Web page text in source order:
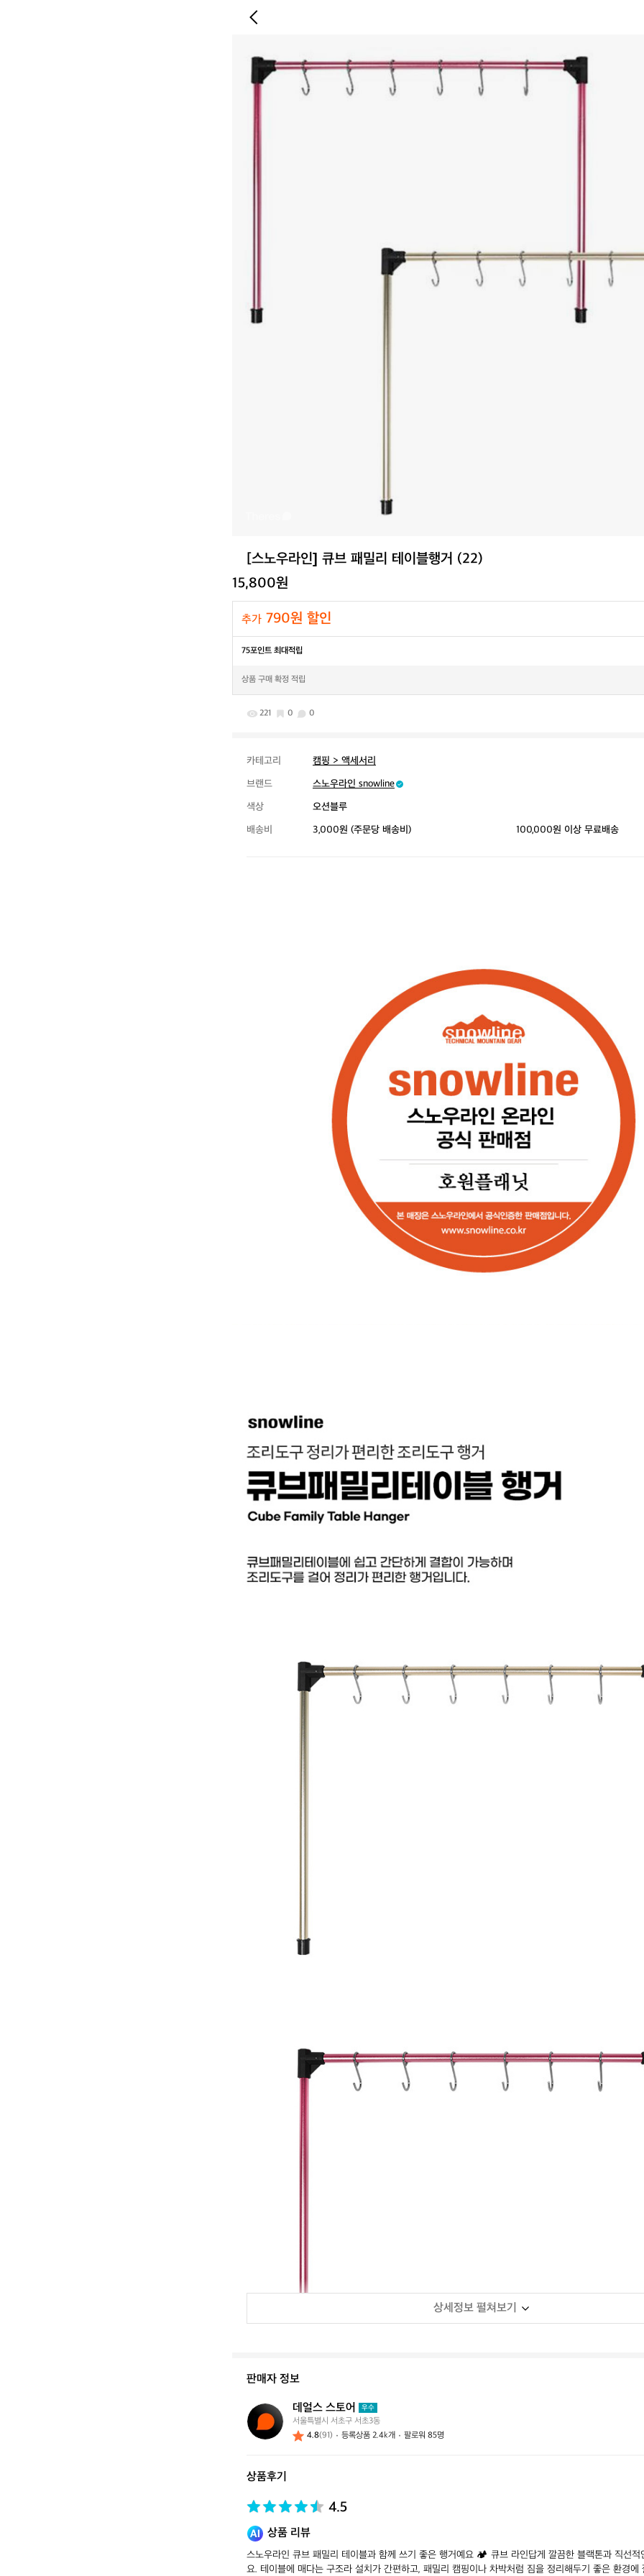
[스노우라인] 큐브 패밀리 테이블행거 (22)
15,800원
추가 790원 할인
75포인트 최대적립
상품 구매 확정 적립
221 0 0
카테고리
캠핑 > 액세서리
브랜드
스노우라인 snowline
색상
오션블루
배송비
3,000원 (주문당 배송비) 100,000원 이상 무료배송
상세정보 펼쳐보기
판매자 정보
데
얼
스
어
데얼스 스토어 우수
서울특별시 서초구 서초3동
4.8(91) 등록상품 2.4k개 팔로워 85명
상품후기
4.5
상품 리뷰
스노우라인 큐브 패밀리 테이블과 함께 쓰기 좋은 행거예요 🏕️ 큐브 라인답게 깔끔한 블랙톤과 직선적
요. 테이블에 매다는 구조라 설치가 간편하고, 패밀리 캠핑이나 차박처럼 짐을 정리해두기 좋은 환경에